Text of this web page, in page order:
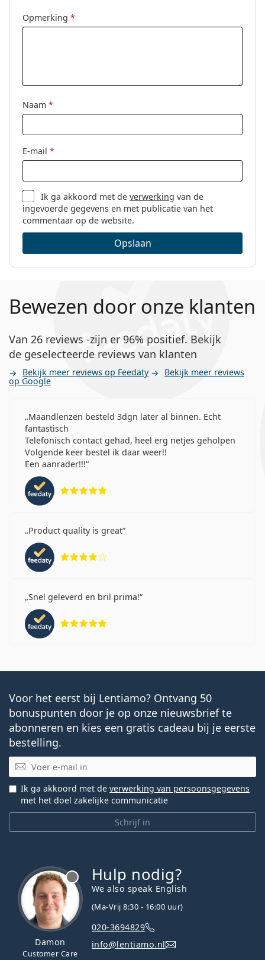
Opmerking *
Naam *
E-mail *
Ik ga akkoord met deverwerking van de
ingevoerde gegevens en met publicatie van het
commentaar op de website.
Opslaan
Bewezen door onze klanten
Van 26 reviews -zijn er 96% positief. Bekijk
de geselecteerde reviews van klanten
Bekijk meer reviews op Feedaty Bekijk meer reviews
op Google
Maandlenzen besteld 3dgn later al binnen. Echt
fantastisch
Telefonisch contact gehad, heel erg netjes geholpen
Volgende keer bestel ik daar weer!!
Een aanrader!!!
Product quality is great
Snel geleverd en bril prima!
Voor het eerst bij Lentiamo? Ontvang 50
bonuspunten door je op onze nieuwsbrief te
abonneren en kies een gratis cadeau bij je eerste
bestelling.
E-mail
Schrijf in
Ik ga akkoord met de verwerking van persoonsgegevens
met het doel zakelijke communicatie
Damon
Customer Care
Hulp nodig?
We also speak English
(Ma-Vrij 8:30 - 16:00 uur)
020-3694829
info@lentiamo.nl